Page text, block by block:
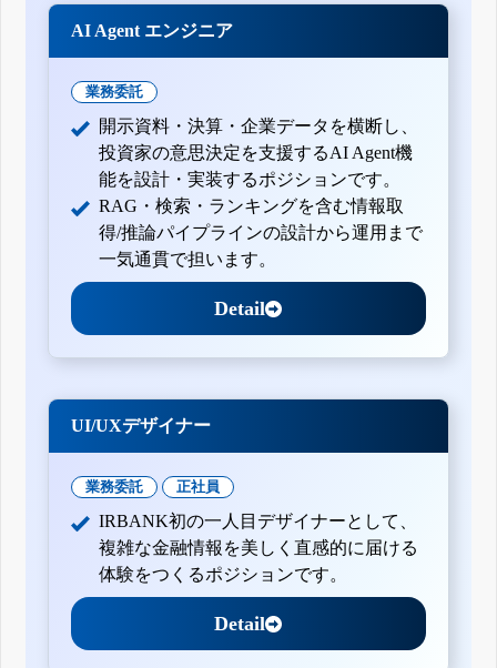
AI Agent エンジニア
業務委託
開示資料・決算・企業データを横断し、
投資家の意思決定を支援するAI Agent機
能を設計・実装するポジションです。
RAG・検索・ランキングを含む情報取
得/推論パイプラインの設計から運用まで
一気通貫で担います。
Detail
UI/UXデザイナー
業務委託 正社員
IRBANK初の一人目デザイナーとして、
複雑な金融情報を美しく直感的に届ける
体験をつくるポジションです。
Detail